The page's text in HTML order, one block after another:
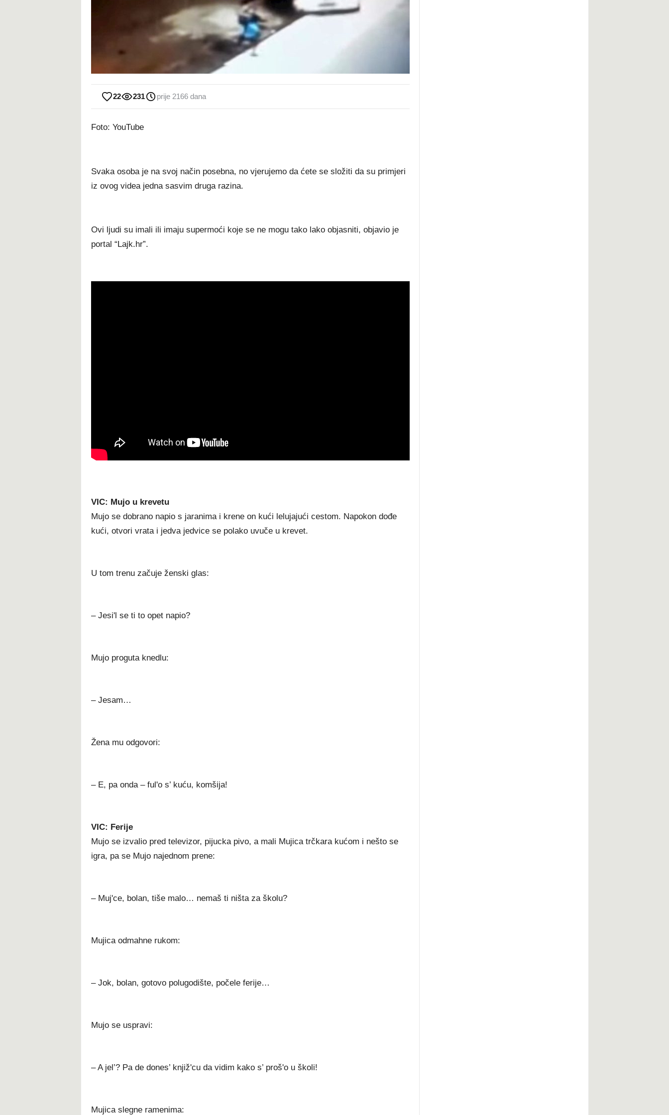
22 231 prije 2166 dana
Foto: YouTube
Svaka osoba je na svoj način posebna, no vjerujemo da ćete se složiti da su primjeri
iz ovog videa jedna sasvim druga razina.
Ovi ljudi su imali ili imaju supermoći koje se ne mogu tako lako objasniti, objavio je
portal “Lajk.hr”.
VIC: Mujo u krevetu
Mujo se dobrano napio s jaranima i krene on kući lelujajući cestom. Napokon dođe
kući, otvori vrata i jedva jedvice se polako uvuče u krevet.
U tom trenu začuje ženski glas:
– Jesi'l se ti to opet napio?
Mujo proguta knedlu:
– Jesam…
Žena mu odgovori:
– E, pa onda – ful'o s’ kuću, komšija!
VIC: Ferije
Mujo se izvalio pred televizor, pijucka pivo, a mali Mujica trčkara kućom i nešto se
igra, pa se Mujo najednom prene:
– Muj'ce, bolan, tiše malo… nemaš ti ništa za školu?
Mujica odmahne rukom:
– Jok, bolan, gotovo polugodište, počele ferije…
Mujo se uspravi:
– A jel’? Pa de dones’ knjiž'cu da vidim kako s’ proš'o u školi!
Mujica slegne ramenima: